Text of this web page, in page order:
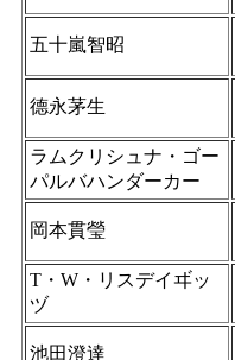
五十嵐智昭
德永茅生
ラムクリシュナ・ゴー
パルバハンダーカー
岡本貫瑩
T・W・リスデイヸッ
ヅ
池田澄達